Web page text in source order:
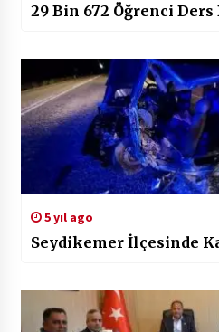
29 Bin 672 Öğrenci Ders
5 yıl ago
Seydikemer İlçesinde